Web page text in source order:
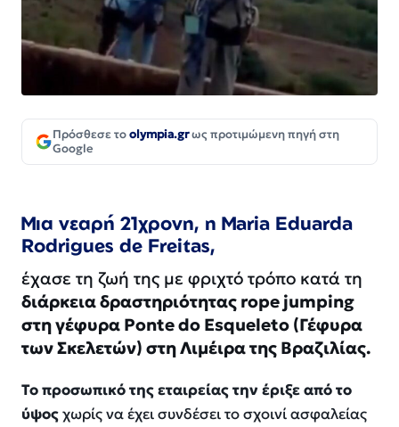
Πρόσθεσε τοolympia.grως προτιμώμενη πηγή στη
Google
Μια νεαρή 21χρονη, η Maria Eduarda
Rodrigues de Freitas,
έχασε τη ζωή της με φριχτό τρόπο κατά τη
διάρκεια δραστηριότητας rope jumping
στη γέφυρα Ponte do Esqueleto (Γέφυρα
των Σκελετών) στη Λιμέιρα της Βραζιλίας.
Το προσωπικό της εταιρείας την έριξε από το
ύψοςχωρίς να έχει συνδέσει το σχοινί ασφαλείας